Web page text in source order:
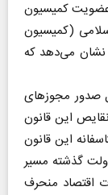
عضویت کمیسیون
(کمیسیون
نشان می‌دهد که
صدور مجوزهای
این قانون
این قانون
گذشته مسیر
اقتصاد منحرف